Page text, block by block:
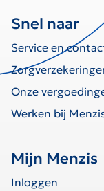
Snel naar
Service en
Onze
Werken bij
Mijn Menzis
Inloggen